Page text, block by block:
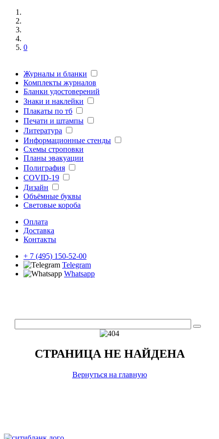
0
Журналы и бланки
Комплекты журналов
Бланки удостоверений
Знаки и наклейки
Плакаты по тб
Печати и штампы
Литература
Информационные стенды
Схемы строповки
Планы эвакуации
Полиграфия
COVID-19
Дизайн
Объёмные буквы
Световые короба
Оплата
Доставка
Контакты
+ 7 (495) 150-52-00
Telegram
Whatsapp
СТРАНИЦА НЕ НАЙДЕНА
Вернуться на главную